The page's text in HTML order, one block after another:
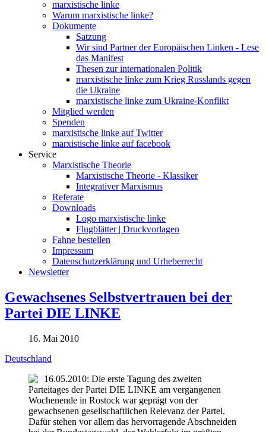
marxistische linke
Warum marxistische linke?
Dokumente
Satzung
Wir sind Partner der Europäischen Linken - Lese
das Manifest
Thesen zur internationalen Politik
marxistische linke zum Krieg Russlands gegen
die Ukraine
marxistische linke zum Ukraine-Konflikt
Mitglied werden
Spenden
marxistische linke auf Twitter
marxistische linke auf facebook
Service
Marxistische Theorie
Marxistische Theorie - Klassiker
Integrativer Marxismus
Referate
Downloads
Logo marxistische linke
Flugblätter | Druckvorlagen
Fahne bestellen
Impressum
Datenschutzerklärung und Urheberrecht
Newsletter
Gewachsenes Selbstvertrauen bei der
Partei DIE LINKE
16. Mai 2010
Deutschland
16.05.2010: Die erste Tagung des zweiten
Parteitages der Partei DIE LINKE am vergangenen
Wochenende in Rostock war geprägt von der
gewachsenen gesellschaftlichen Relevanz der Partei.
Dafür stehen vor allem das hervorragende Abschneiden